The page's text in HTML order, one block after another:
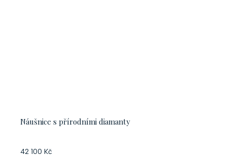
Náušnice s přírodními diamanty
42 100 Kč